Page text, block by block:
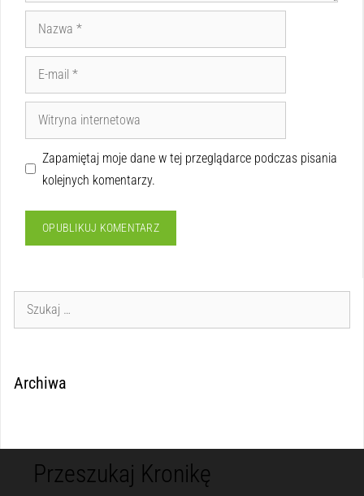
Zapamiętaj moje dane w tej przeglądarce podczas pisania
kolejnych komentarzy.
Archiwa
Przeszukaj Kronikę